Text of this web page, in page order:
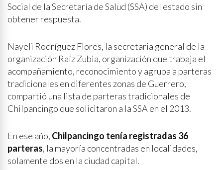
Social de la Secretaría de Salud (SSA) del estado sin
obtener respuesta.
Nayeli Rodríguez Flores, la secretaria general de la
organización Raíz Zubia, organización que trabaja el
acompañamiento, reconocimiento y agrupa a parteras
tradicionales en diferentes zonas de Guerrero,
compartió una lista de parteras tradicionales de
Chilpancingo que solicitaron a la SSA en el 2013.
En ese año, Chilpancingo tenía registradas 36
parteras, la mayoría concentradas en localidades,
solamente dos en la ciudad capital.